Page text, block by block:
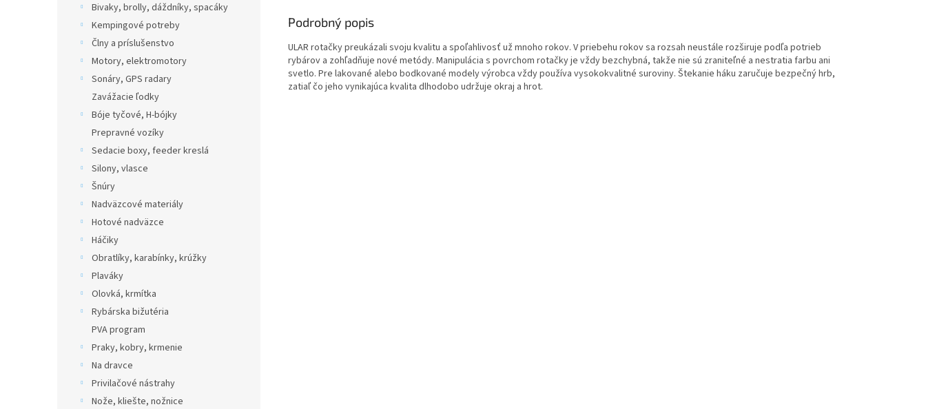
Bivaky, brolly, dáždníky, spacáky
Kempingové potreby
Člny a príslušenstvo
Motory, elektromotory
Sonáry, GPS radary
Zavážacie ľodky
Bóje tyčové, H-bójky
Prepravné vozíky
Sedacie boxy, feeder kreslá
Silony, vlasce
Šnúry
Nadväzcové materiály
Hotové nadväzce
Háčiky
Obratlíky, karabínky, krúžky
Plaváky
Olovká, krmítka
Rybárska bižutéria
PVA program
Praky, kobry, krmenie
Na dravce
Privilačové nástrahy
Nože, kliešte, nožnice
Podrobný popis
ULAR rotačky preukázali svoju kvalitu a spoľahlivosť už mnoho rokov. V priebehu rokov sa rozsah neustále rozširuje podľa potrieb
rybárov a zohľadňuje nové metódy. Manipulácia s povrchom rotačky je vždy bezchybná, takže nie sú zraniteľné a nestratia farbu ani
svetlo. Pre lakované alebo bodkované modely výrobca vždy používa vysokokvalitné suroviny. Štekanie háku zaručuje bezpečný hrb,
zatiaľ čo jeho vynikajúca kvalita dlhodobo udržuje okraj a hrot.